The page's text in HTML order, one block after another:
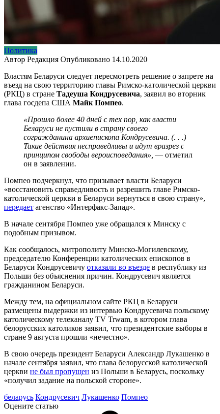
Политика
Автор Редакция Опубликовано 14.10.2020
Властям Беларуси следует пересмотреть решение о запрете на
въезд на свою территорию главы Римско-католической церкви
(РКЦ) в стране Тадеуша Кондрусевича, заявил во вторник
глава госдепа США Майк Помпео.
«Прошло более 40 дней с тех пор, как власти
Беларуси не пустили в страну своего
согражданина архиепископа Кондрусевича. (. . .)
Такие действия несправедливы и идут вразрез с
принципом свободы вероисповедания», — отметил
он в заявлении.
Помпео подчеркнул, что призывает власти Беларуси
«восстановить справедливость и разрешить главе Римско-
католической церкви в Беларуси вернуться в свою страну»,
передает агенство «Интерфакс-Запад».
В начале сентября Помпео уже обращался к Минску с
подобным призывом.
Как сообщалось, митрополиту Минско-Могилевскому,
председателю Конференции католических епископов в
Беларуси Кондрусевичу отказали во въезде в республику из
Польши без объяснения причин. Кондрусевич является
гражданином Беларуси.
Между тем, на официальном сайте РКЦ в Беларуси
размещены выдержки из интервью Кондрусевича польскому
католическому телеканалу TV Trwam, в котором глава
белорусских католиков заявил, что президентские выборы в
стране 9 августа прошли «нечестно».
В свою очередь президент Беларуси Александр Лукашенко в
начале сентября заявил, что глава белорусской католической
церкви не был пропущен из Польши в Беларусь, поскольку
«получил задание на польской стороне».
беларусь Кондрусевич Лукашенко Помпео
Оцените статью